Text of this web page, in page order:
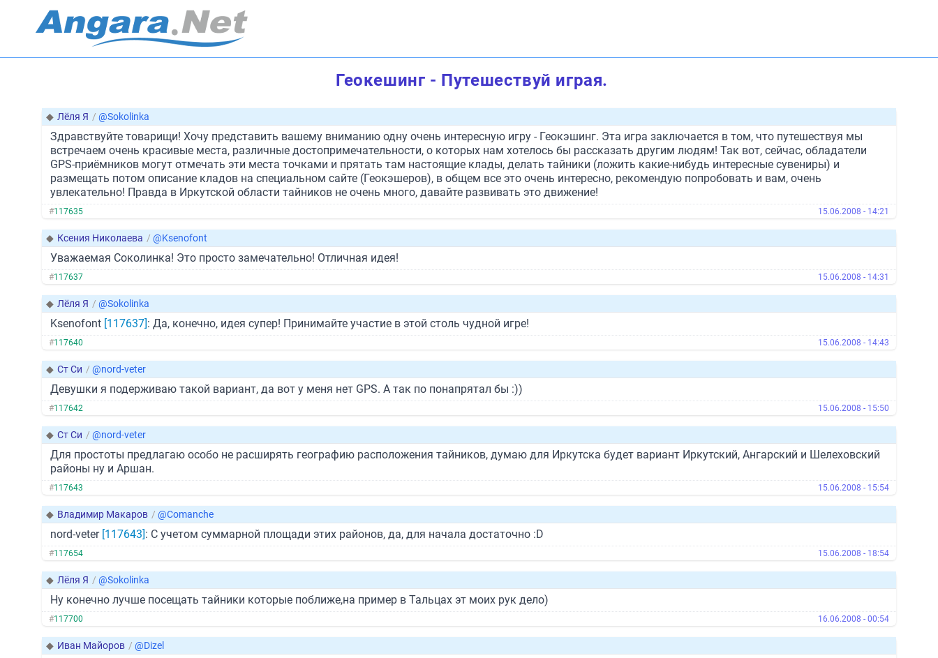
Геокешинг - Путешествуй играя.
◆ Лёля Я / @Sokolinka
Здравствуйте товарищи! Хочу представить вашему вниманию одну очень интересную игру - Геокэшинг. Эта игра заключается в том, что путешествуя мы
встречаем очень красивые места, различные достопримечательности, о которых нам хотелось бы рассказать другим людям! Так вот, сейчас, обладатели
GPS-приёмников могут отмечать эти места точками и прятать там настоящие клады, делать тайники (ложить какие-нибудь интересные сувениры) и
размещать потом описание кладов на специальном сайте (Геокэшеров), в общем все это очень интересно, рекомендую попробовать и вам, очень
увлекательно! Правда в Иркутской области тайников не очень много, давайте развивать это движение!
#117635 15.06.2008 - 14:21
◆ Ксения Николаева / @Ksenofont
Уважаемая Соколинка! Это просто замечательно! Отличная идея!
#117637 15.06.2008 - 14:31
◆ Лёля Я / @Sokolinka
Ksenofont [117637]: Да, конечно, идея супер! Принимайте участие в этой столь чудной игре!
#117640 15.06.2008 - 14:43
◆ Ст Си / @nord-veter
Девушки я подерживаю такой вариант, да вот у меня нет GPS. А так по понапрятал бы :))
#117642 15.06.2008 - 15:50
◆ Ст Си / @nord-veter
Для простоты предлагаю особо не расширять географию расположения тайников, думаю для Иркутска будет вариант Иркутский, Ангарский и Шелеховский
районы ну и Аршан.
#117643 15.06.2008 - 15:54
◆ Владимир Макаров / @Comanche
nord-veter [117643]: С учетом суммарной площади этих районов, да, для начала достаточно :D
#117654 15.06.2008 - 18:54
◆ Лёля Я / @Sokolinka
Ну конечно лучше посещать тайники которые поближе,на пример в Тальцах эт моих рук дело)
#117700 16.06.2008 - 00:54
◆ Иван Майоров / @Dizel